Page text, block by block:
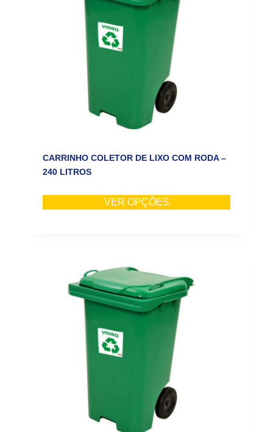
CARRINHO COLETOR DE LIXO COM RODA –
240 LITROS
VER OPÇÕES